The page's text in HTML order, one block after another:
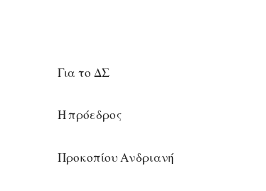
Για το ΔΣ
Η πρόεδρος Η
Προκοπίου Ανδριανή